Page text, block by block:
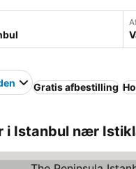
Gratis afbestilling
i Istanbul nær